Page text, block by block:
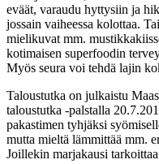
eväät, varaudu hyttysiin ja
jossain vaiheessa kolottaa.
mielikuvat mm.
kotimaisen superfoodin
Myös seura voi tehdä lajin
Taloustutka on julkaistu
taloustutka -palstalla
pakastimen tyhjäksi
mutta mieltä lämmittää mm.
Joillekin marjakausi